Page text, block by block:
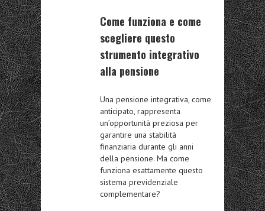
Come funziona e come
scegliere questo
strumento integrativo
alla pensione
Una pensione integrativa, come
anticipato, rappresenta
un’opportunità preziosa per
garantire una stabilità
finanziaria durante gli anni
della pensione. Ma come
funziona esattamente questo
sistema previdenziale
complementare?